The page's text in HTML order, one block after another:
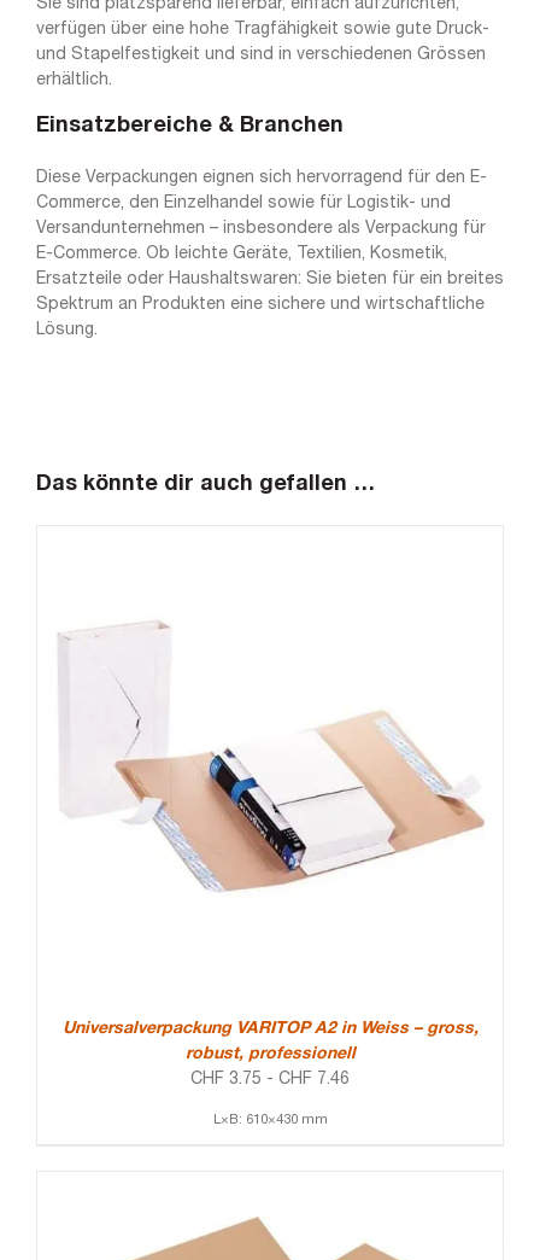
Sie sind platzsparend lieferbar, einfach aufzurichten,
verfügen über eine hohe Tragfähigkeit sowie gute Druck-
und Stapelfestigkeit und sind in verschiedenen Grössen
erhältlich.
Einsatzbereiche & Branchen
Diese Verpackungen eignen sich hervorragend für den E-
Commerce, den Einzelhandel sowie für Logistik- und
Versandunternehmen – insbesondere als Verpackung für
E-Commerce. Ob leichte Geräte, Textilien, Kosmetik,
Ersatzteile oder Haushaltswaren: Sie bieten für ein breites
Spektrum an Produkten eine sichere und wirtschaftliche
Lösung.
Das könnte dir auch gefallen …
Universalverpackung VARITOP A2 in Weiss – gross,
robust, professionell
CHF 3.75 - CHF 7.46
L×B: 610×430 mm